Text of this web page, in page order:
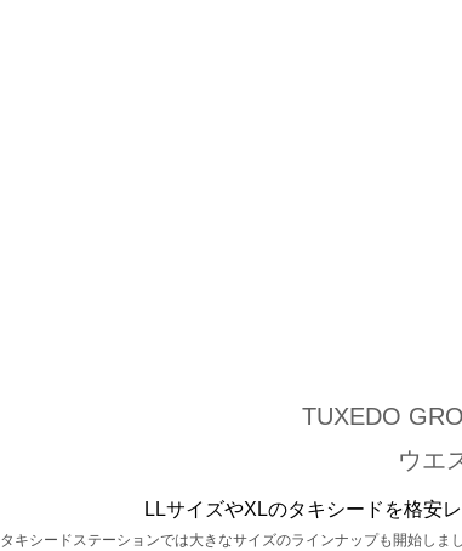
TUXEDO
ウエ
LLサイズやXLのタキシードを格安
タキシードステーションでは大きなサイズのラインナップも開始しま